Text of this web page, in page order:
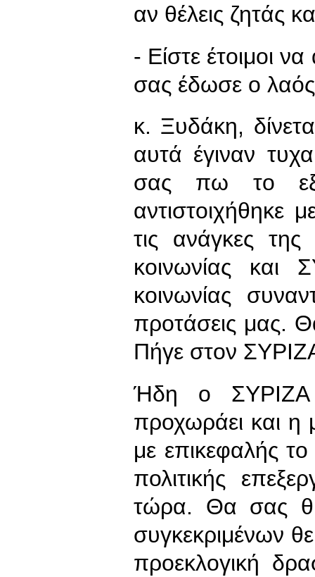
αν θέλεις ζητάς
- Είστε έτοιμοι
σας έδωσε ο
κ. Ξυδάκη,
αυτά έγιναν
σας πω το
αντιστοιχήθηκε
τις ανάγκες
κοινωνίας και
κοινωνίας
προτάσεις μας.
Πήγε στον
Ήδη ο ΣΥΡΙΖΑ
προχωράει και η
με επικεφαλής
πολιτικής
τώρα. Θα σας
συγκεκριμένων
προεκλογική